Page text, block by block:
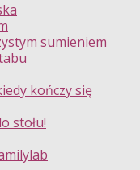
sumieniem
kończy się
stołu!